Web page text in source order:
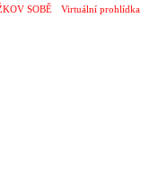
SOBĚ Virtuální prohlídka